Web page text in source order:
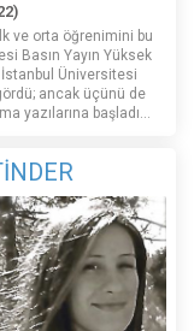
ve orta öğrenimini bu
Basın Yayın Yüksek
Üniversitesi
ancak üçünü de
yazılarına başladı...